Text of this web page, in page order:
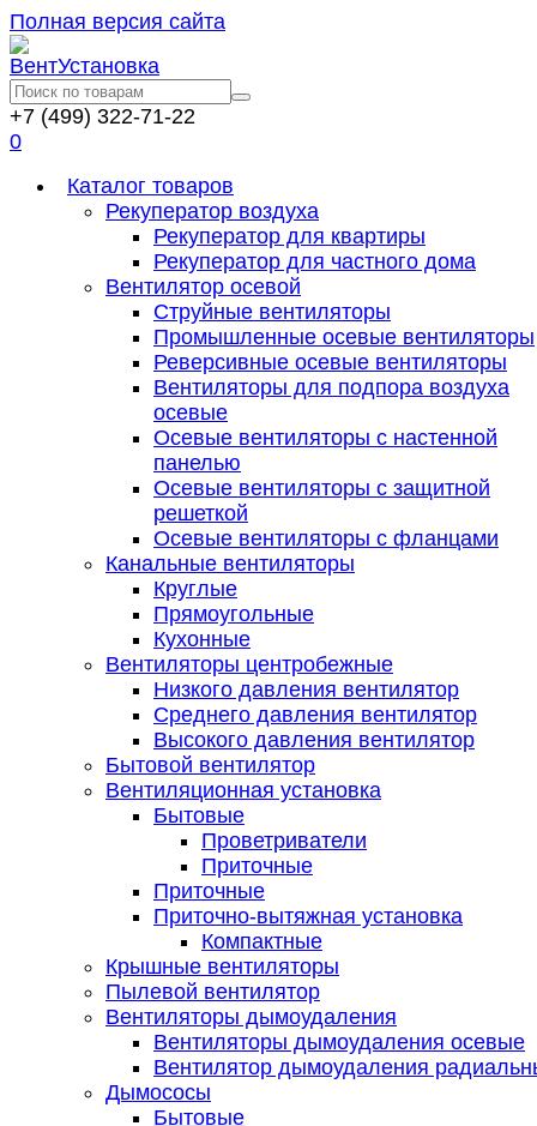
Полная версия сайта
+7 (499) 322-71-22
0
Каталог товаров
Рекуператор воздуха
Рекуператор для квартиры
Рекуператор для частного дома
Вентилятор осевой
Струйные вентиляторы
Промышленные осевые вентиляторы
Реверсивные осевые вентиляторы
Вентиляторы для подпора воздуха
осевые
Осевые вентиляторы с настенной
панелью
Осевые вентиляторы с защитной
решеткой
Осевые вентиляторы с фланцами
Канальные вентиляторы
Круглые
Прямоугольные
Кухонные
Вентиляторы центробежные
Низкого давления вентилятор
Среднего давления вентилятор
Высокого давления вентилятор
Бытовой вентилятор
Вентиляционная установка
Бытовые
Проветриватели
Приточные
Приточные
Приточно-вытяжная установка
Компактные
Крышные вентиляторы
Пылевой вентилятор
Вентиляторы дымоудаления
Вентиляторы дымоудаления осевые
Вентилятор дымоудаления
Дымососы
Бытовые